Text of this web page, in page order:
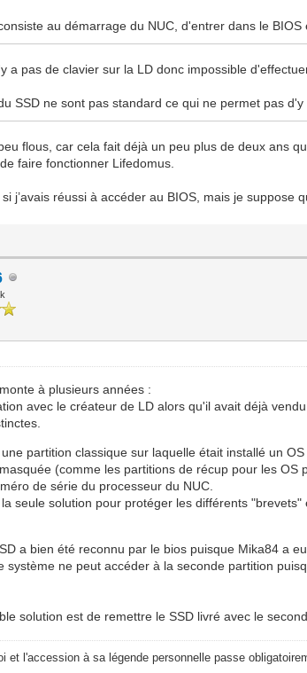
au démarrage du NUC, d'entrer dans le
a pas de clavier sur la LD donc impossible
SSD ne sont pas standard ce qui ne permet pas
flous, car cela fait déjà un peu plus de deux ans
faire fonctionner Lifedomus.
j’avais réussi à accéder au BIOS, mais je suppose
à plusieurs années :
avec le créateur de LD alors qu'il avait déjà
partition classique sur laquelle était installé un OS
(comme les partitions de récup pour les
de série du processeur du NUC.
seule solution pour protéger les différents
a bien été reconnu par le bios puisque Mika84 a
système ne peut accéder à la seconde partition
solution est de remettre le SSD livré avec le
et l'accession à sa légende personnelle passe